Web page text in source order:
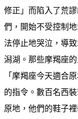
修正」而陷入了荒
們，開始不受控制
法停止地哭泣，導
潟湖。那些摩羯座
「摩羯座今天適合
的指令。數百名西
原地，他們的鞋子